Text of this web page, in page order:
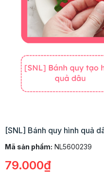
[SNL] Bánh quy hình quả
Mã sản phẩm: NL5600239
79.000₫